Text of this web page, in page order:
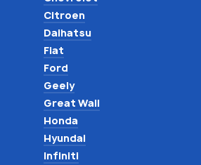
Citroen
Daihatsu
Fiat
Ford
Geely
Great Wall
Honda
Hyundai
Infiniti